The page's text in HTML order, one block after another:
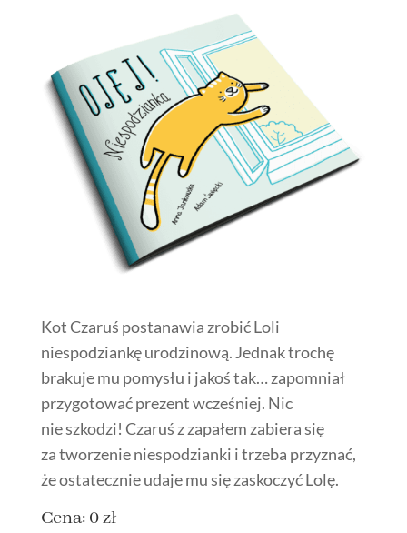
Kot Czaruś postanawia zrobić Loli
niespodziankę urodzinową. Jednak trochę
brakuje mu pomysłu i jakoś tak… zapomniał
przygotować prezent wcześniej. Nic
nie szkodzi! Czaruś z zapałem zabiera się
za tworzenie niespodzianki i trzeba przyznać,
że ostatecznie udaje mu się zaskoczyć Lolę.
Cena: 0 zł